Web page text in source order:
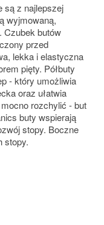
są z najlepszej
wyjmowaną,
Czubek butów
przed
lekka i elastyczna
pięty. Półbuty
- który umożliwia
oraz ułatwia
rozchylić - but
buty wspierają
stopy. Boczne
stopy.